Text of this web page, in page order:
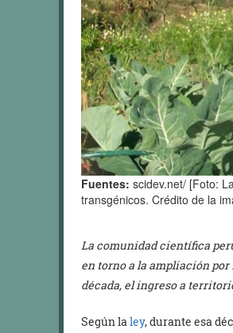
Fuentes: scidev.net/ [Foto:
transgénicos. Crédito de la
La comunidad científica
en torno a la ampliación por
década, el ingreso a
Según laley, durante esa